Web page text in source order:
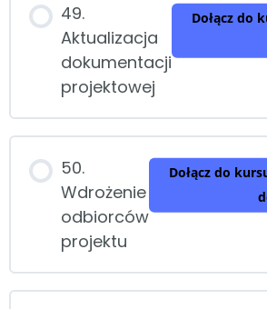
49.
Aktualizacja
dokumentacji
projektowej
Dołącz do
50.
Wdrożenie
odbiorców
projektu
Dołącz do